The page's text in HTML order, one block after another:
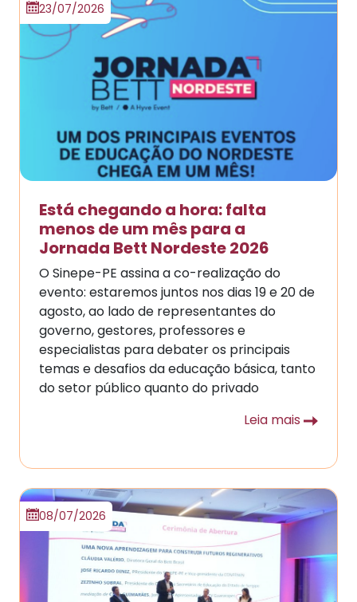
23/07/2026
Está chegando a hora: falta
menos de um mês para a
Jornada Bett Nordeste 2026
O Sinepe-PE assina a co-realização do
evento: estaremos juntos nos dias 19 e 20 de
agosto, ao lado de representantes do
governo, gestores, professores e
especialistas para debater os principais
temas e desafios da educação básica, tanto
do setor público quanto do privado
Leia mais
08/07/2026